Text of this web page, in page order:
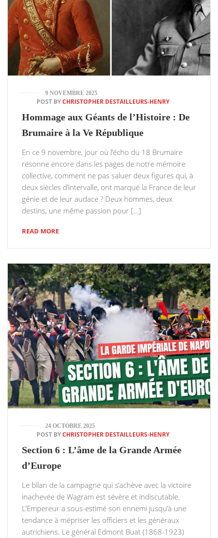
9 NOVEMBRE 2025
POST BYCHRISTOPHER DESTAILLEURS-HENRY
Hommage aux Géants de l’Histoire : De
Brumaire à la Ve République
En ce 9 novembre, jour où l’écho du 18 Brumaire
résonne encore dans les pages de notre mémoire
collective, comment ne pas saluer deux figures qui, à
deux siècles d’intervalle, ont marqué la France de leur
génie et de leur audace ? Deux hommes, deux
destins, une même passion pour […]
READ MORE
24 OCTOBRE 2025
POST BYCHRISTOPHER DESTAILLEURS-HENRY
Section 6 : L’âme de la Grande Armée
d’Europe
Le bilan de la campagne qui s’achève avec la victoire
inachevée de Wagram est sévère et indiscutable.
L’Empereur a sous-estimé son ennemi jusqu’à une
tendance à mépriser les officiers et les généraux
autrichiens. Le général Edmont Buat (1868-1923)